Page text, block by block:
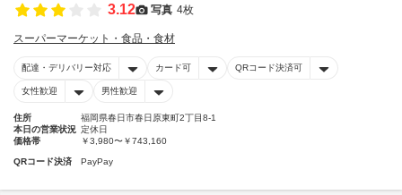
3.12 写真 4枚
スーパーマーケット・食品・食材
配達・デリバリー対応 カード可 QRコード決済可
女性歓迎 男性歓迎
住所
福岡県春日市春日原東町2丁目8-1
本日の営業状況 定休日
価格帯
￥3,980〜￥743,160
QRコード決済 PayPay